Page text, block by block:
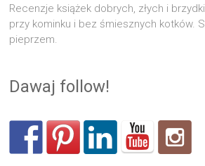
Recenzje książek dobrych, złych i
przy kominku i bez śmiesznych kotków.
pieprzem.
Dawaj follow!